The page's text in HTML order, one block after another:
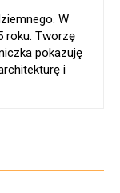
W
roku. Tworzę
pokazuję
i